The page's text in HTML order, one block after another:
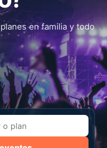
en familia y todo